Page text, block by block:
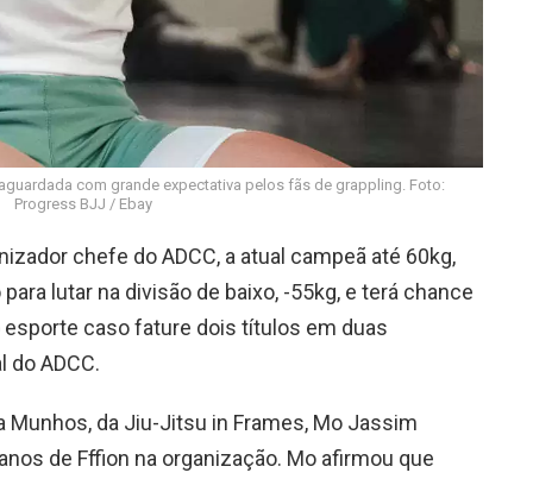
com grande expectativa pelos fãs de grappling. Foto:
Progress BJJ / Ebay
chefe do ADCC, a atual campeã até 60kg,
lutar na divisão de baixo, -55kg, e terá chance
caso fature dois títulos em duas
ADCC.
Munhos, da Jiu-Jitsu in Frames, Mo Jassim
de Fffion na organização. Mo afirmou que